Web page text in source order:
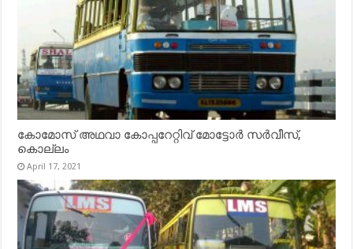
കോമോസ് അഥവാ കോപ്പറേറ്റിവ് മോട്ടോര്‍ സര്‍വീസ്,
കൊല്ലം
April 17, 2021